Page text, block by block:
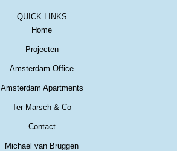
QUICK LINKS
Home
Projecten
Amsterdam Office
Amsterdam Apartments
Ter Marsch & Co
Contact
Michael van Bruggen